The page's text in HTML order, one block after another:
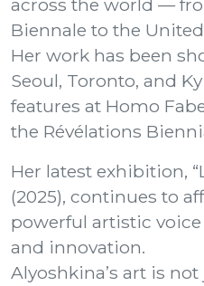
Biennale to the
Her work has been
Seoul, Toronto, and
features at Homo
the Révélations
Her latest exhibition,
(2025), continues to
powerful artistic
and innovation.
Alyoshkina’s art is